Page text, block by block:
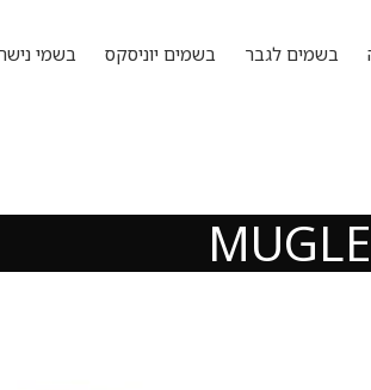
בשמים לגבר בשמים יוניסקס בשמי